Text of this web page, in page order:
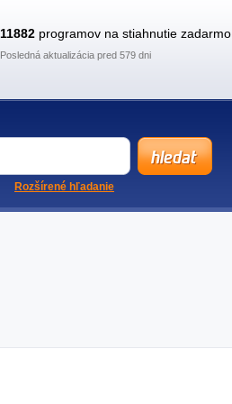
11882 programov na stiahnutie zadarmo
Posledná aktualizácia pred 579 dni
Rozšírené hľadanie